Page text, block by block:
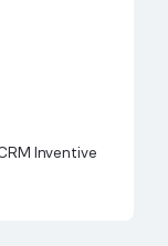
Inventive